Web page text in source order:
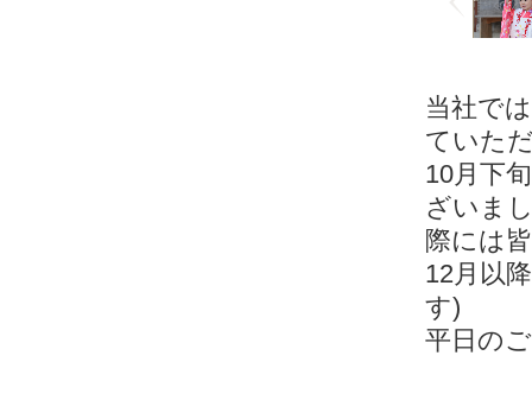
当社で
ていた
10月下
ざいま
際には
12月以
す)
平日の